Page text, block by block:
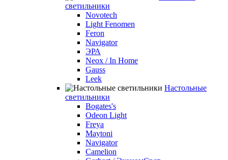
светильники
Novotech
Light Fenomen
Feron
Navigator
ЭРА
Neox / In Home
Gauss
Leek
Настольные
светильники
Bogates's
Odeon Light
Freya
Maytoni
Navigator
Camelion